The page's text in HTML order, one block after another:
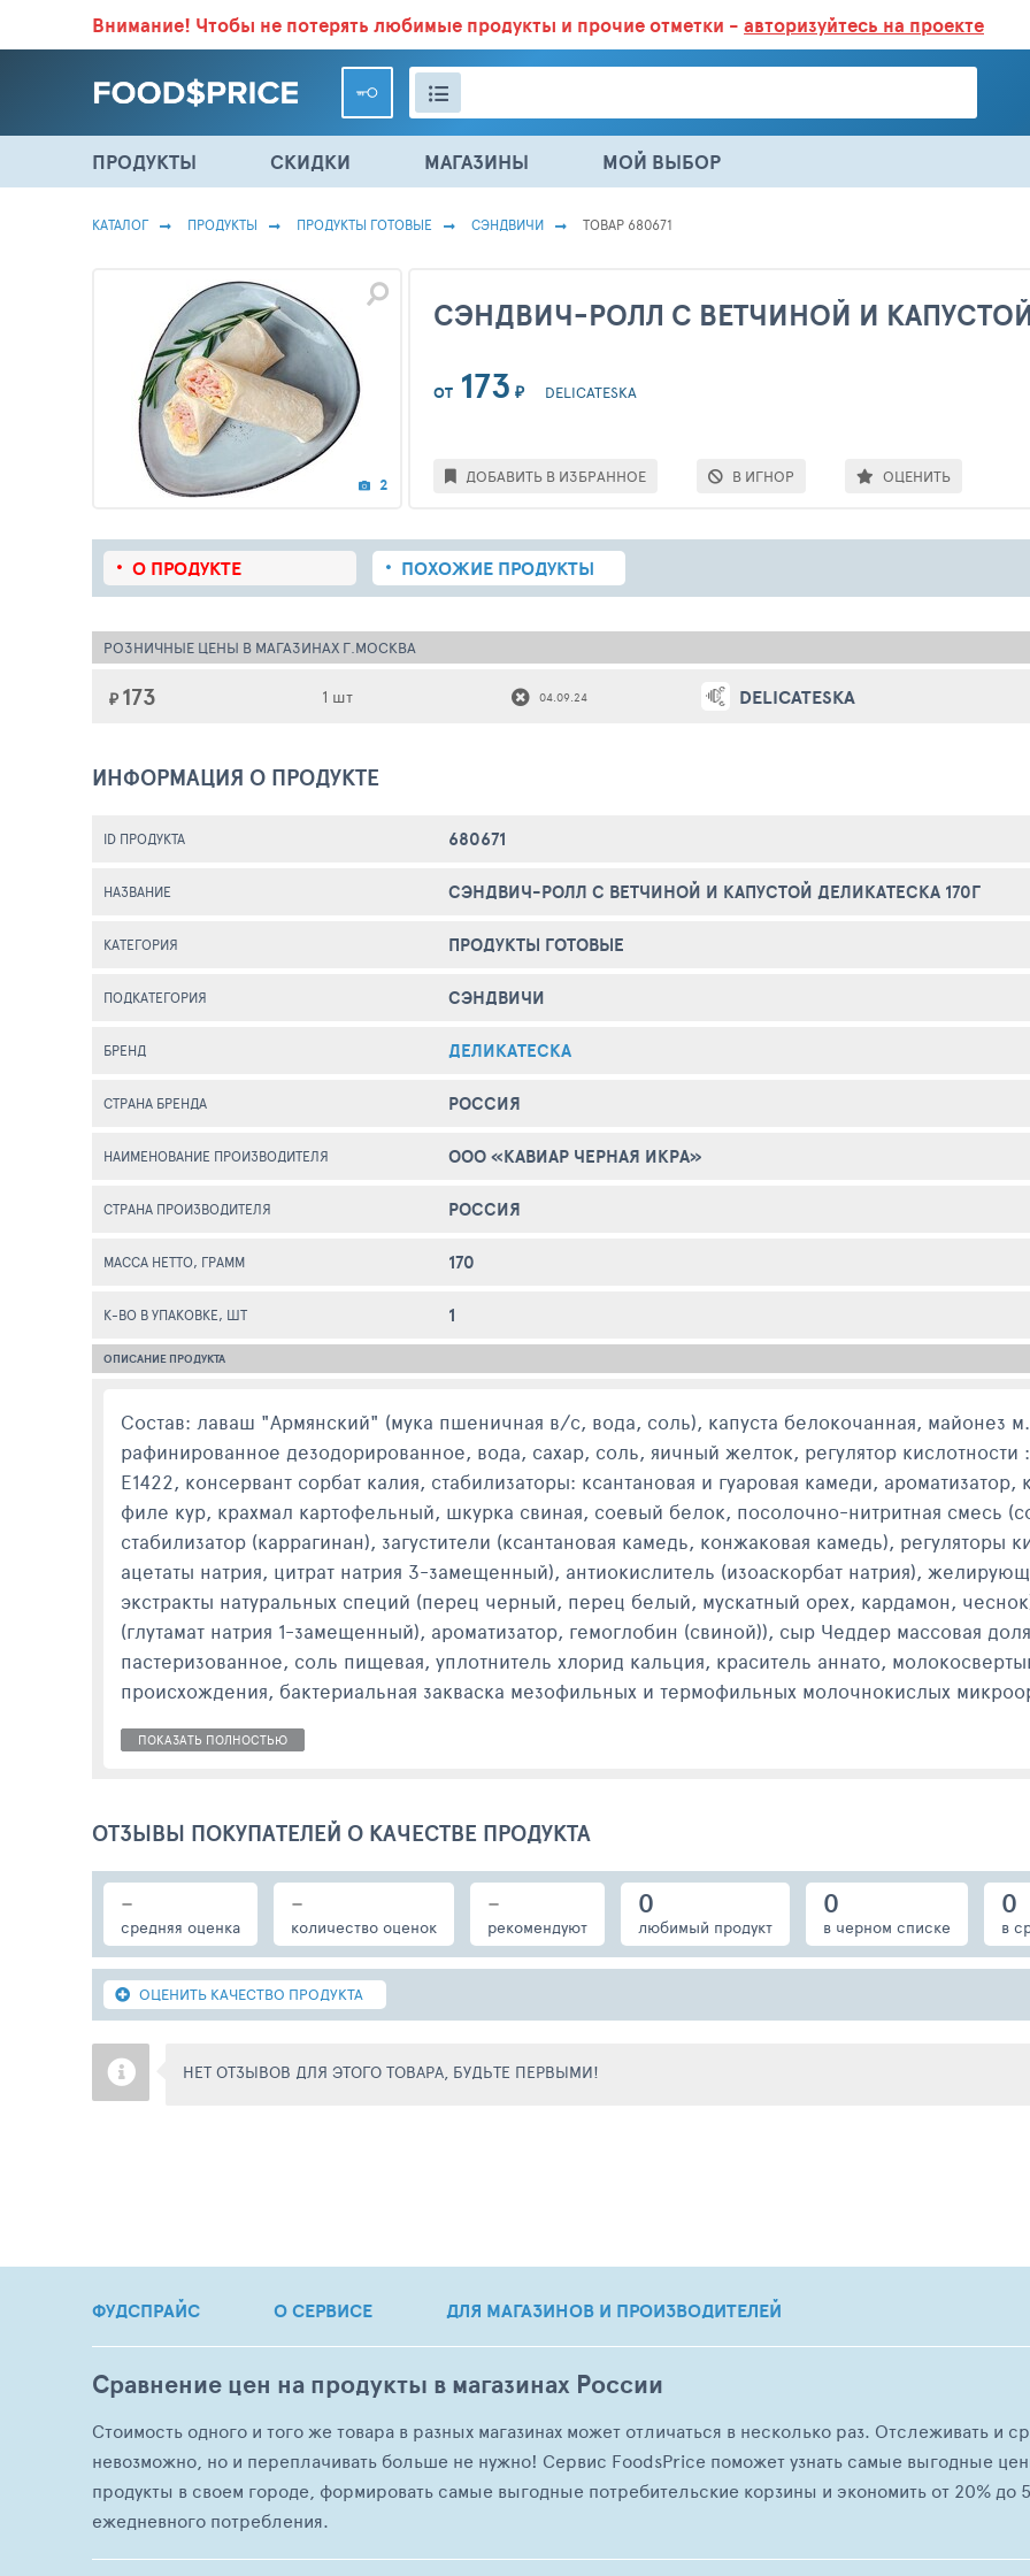
ВСЕ СКИДКИ И ВЫГОДНЫЕ ЦЕНЫ НА ПРОДУКТЫ В МАГАЗИНАХ.БОЛЬШЕ 100 000 ТОВАРОВ. ЕЖЕДНЕВНОЕ ОБНОВЛЕНИЕ
Внимание! Чтобы не потерять любимые продукты и прочие отметки - авторизуйтесь на проекте
ПРОДУКТЫ СКИДКИ МАГАЗИНЫ МОЙ ВЫБОР
КАТАЛОГ ПРОДУКТЫ ПРОДУКТЫ ГОТОВЫЕ СЭНДВИЧИ ТОВАР 680671
СЭНДВИЧ-РОЛЛ С ВЕТЧИНОЙ И КАПУСТОЙ
2
ОТ 173 ₽ DELICATESKA
ДОБАВИТЬ В ИЗБРАННОЕ В ИГНОР ОЦЕНИТЬ
О ПРОДУКТЕ ПОХОЖИЕ ПРОДУКТЫ
РОЗНИЧНЫЕ ЦЕНЫ В МАГАЗИНАХ Г.МОСКВА
₽ 173 1 шт 04.09.24 DELICATESKA
ИНФОРМАЦИЯ О ПРОДУКТЕ
ID ПРОДУКТА 680671
НАЗВАНИЕ СЭНДВИЧ-РОЛЛ С ВЕТЧИНОЙ И КАПУСТОЙ ДЕЛИКАТЕСКА 170Г
КАТЕГОРИЯ ПРОДУКТЫ ГОТОВЫЕ
ПОДКАТЕГОРИЯ СЭНДВИЧИ
БРЕНД ДЕЛИКАТЕСКА
СТРАНА БРЕНДА РОССИЯ
НАИМЕНОВАНИЕ ПРОИЗВОДИТЕЛЯ ООО «КАВИАР ЧЕРНАЯ ИКРА»
СТРАНА ПРОИЗВОДИТЕЛЯ РОССИЯ
МАССА НЕТТО, ГРАММ 170
К-ВО В УПАКОВКЕ, ШТ 1
ОПИСАНИЕ ПРОДУКТА
Состав: лаваш "Армянский" (мука пшеничная в/с, вода, соль), капуста белокочанная, майонез
рафинированное дезодорированное, вода, сахар, соль, яичный желток, регулятор кислотности
Е1422, консервант сорбат калия, стабилизаторы: ксантановая и гуаровая камеди,
филе кур, крахмал картофельный, шкурка свиная, соевый белок, посолочно-нитритная смесь
стабилизатор (каррагинан), загустители (ксантановая камедь, конжаковая камедь),
ацетаты натрия, цитрат натрия 3-замещенный), антиокислитель (изоаскорбат натрия),
экстракты натуральных специй (перец черный, перец белый, мускатный орех, кардамон,
(глутамат натрия 1-замещенный), ароматизатор, гемоглобин (свиной)), сыр Чеддер массовая
пастеризованное, соль пищевая, уплотнитель хлорид кальция, краситель аннато,
происхождения, бактериальная закваска мезофильных и термофильных молочнокислых
Вы ощутите невероятную сытость и удовольствия, пробуя этот ролл: начиная от нежного
пикантной ветчины и освежающей капусты. Этот сэндвич-ролл идеально подходит как для
серьезного приема пищи. Он станет отличным выбором для тех, кто ценит вкусную и здоровую
ПОКАЗАТЬ ПОЛНОСТЬЮ
ОТЗЫВЫ ПОКУПАТЕЛЕЙ О КАЧЕСТВЕ ПРОДУКТА
-
средняя оценка
-
количество оценок
-
рекомендуют
0
любимый продукт
0
в черном списке
0
в
ОЦЕНИТЬ КАЧЕСТВО ПРОДУКТА
НЕТ ОТЗЫВОВ ДЛЯ ЭТОГО ТОВАРА, БУДЬТЕ ПЕРВЫМИ!
ФУДСПРАЙС О СЕРВИСЕ ДЛЯ МАГАЗИНОВ И ПРОИЗВОДИТЕЛЕЙ
Сравнение цен на продукты в магазинах России
Стоимость одного и того же товара в разных магазинах может отличаться в несколько раз. Отслеживать и
невозможно, но и переплачивать больше не нужно! Сервис FoodsPrice поможет узнать самые выгодные
продукты в своем городе, формировать самые выгодные потребительские корзины и экономить от 20% до
ежедневного потребления.